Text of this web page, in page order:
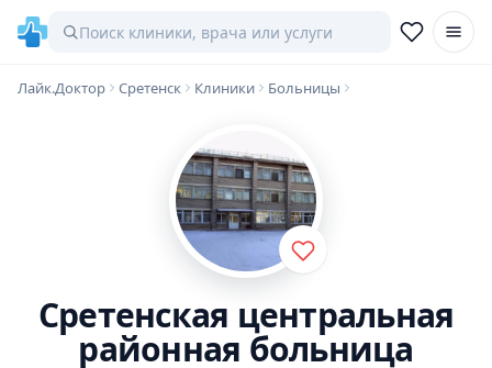
Лайк.Доктор Сретенск Клиники Больницы
Сретенская центральная
районная больница